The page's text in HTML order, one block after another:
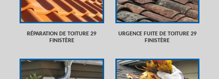
RÉPARATION DE TOITURE 29
FINISTÈRE
URGENCE FUITE DE TOITURE 29
FINISTÈRE